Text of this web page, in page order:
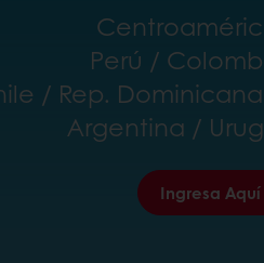
Perú /
/ Rep.
Argentina /
Ingresa Aquí